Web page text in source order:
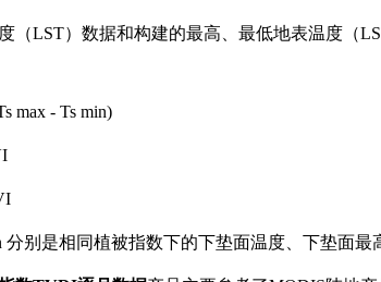
（LST）数据和构建的最高、最低地表温度（
max - Ts min)
分别是相同植被指数下的下垫面温度、下垫面